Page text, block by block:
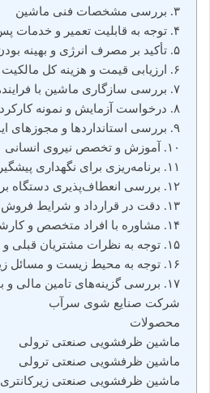
۳. بررسی مشخصات فنی ماشین
۴. توجه به قابلیت تعمیر و خدمات پس از فروش
۵. تأکید بر مصرف انرژی و بهینه بودن دستگاه
۶. ارزیابی قیمت و هزینه کل مالکیت (TCO)
۷. بررسی سازگاری ماشین با فرایندهای تولید شرکت
۸. درخواست آزمایش و نمونه کارکرد پیش از خرید
۹. بررسی استانداردها و مجوزهای ایمنی و کیفیت
۱۰. آموزش و تخصص نیروی انسانی
۱۱. برنامه‌ریزی برای نگهداری پیشگیرانه و دوره‌ای
۱۲. بررسی انعطاف‌پذیری دستگاه برای تغییرات آتی
۱۳. دقت در قرارداد و شرایط فروش
۱۴. مشاوره با افراد متخصص و کارشناسان صنعتی
۱۵. توجه به نظرات مشتریان قبلی و بازخورد بازار
۱۶. توجه به محیط زیست و مسائل زیست‌محیطی
۱۷. بررسی گزینه‌های تامین مالی و بودجه‌بندی
شرکت صنایع شوی سرآب
محصولات
ماشین ظرفشویی صنعتی ترولی
ماشین ظرفشویی صنعتی ترولی
ماشین ظرفشویی صنعتی زیرکانتری